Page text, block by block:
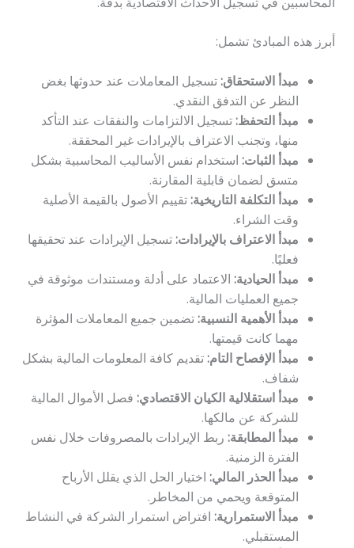
أبرز هذه المبادئ تشمل:
مبدأ الاستحقاق:تسجيل المعاملات عند حدوثها بغض
النظر عن التدفق النقدي.
مبدأ التحفظ:تسجيل الالتزامات والنفقات عند التأكد
منها، وتجنب الاعتراف بالإيرادات غير المحققة.
مبدأ الثبات: استخدام نفس الأساليب المحاسبية بشكل
متسق لضمان قابلية المقارنة.
مبدأ التكلفة التاريخية:تقييم الأصول بالقيمة الأصلية
وقت الشراء.
مبدأ الاعتراف بالإيرادات:تسجيل الإيرادات عند تحقيقها
فعليًا.
مبدأ الحيادية: الاعتماد على أدلة ومستندات موثوقة في
جميع العمليات المالية.
مبدأ الأهمية النسبية:تضمين جميع المعاملات المؤثرة
مهما كانت قيمتها.
مبدأ الإفصاح التام:تقديم كافة المعلومات المالية بشكل
شفاف.
مبدأ استقلالية الكيان الاقتصادي: فصل الأموال المالية
للشركة عن مالكها.
مبدأ المطابقة: ربط الإيرادات بالمصروفات خلال نفس
الفترة الزمنية.
مبدأ الحذر المالي: اختيار الحل الذي يقلل الأرباح
المتوقعة ويحمي من المخاطر.
مبدأ الاستمرارية: افتراض استمرار الشركة في النشاط
المستقبلي.